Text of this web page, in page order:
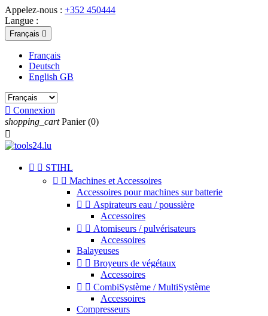
Appelez-nous : +352 450444
Langue :
Français 
Français
Deutsch
English GB
 Connexion
shopping_cart Panier (0)

  STIHL
  Machines et Accessoires
Accessoires pour machines sur batterie
  Aspirateurs eau / poussière
Accessoires
  Atomiseurs / pulvérisateurs
Accessoires
Balayeuses
  Broyeurs de végétaux
Accessoires
  CombiSystème / MultiSystème
Accessoires
Compresseurs